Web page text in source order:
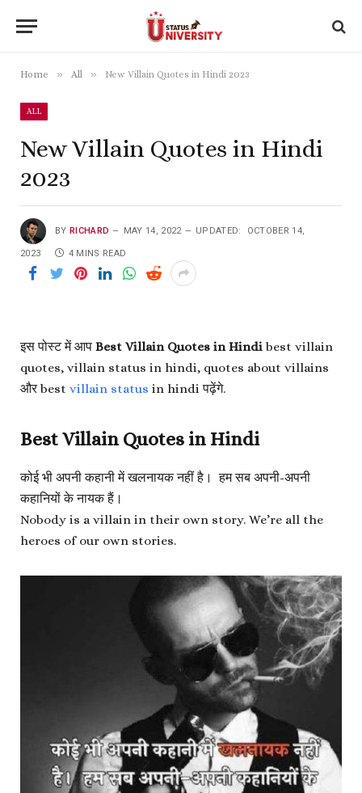
Home » All » New Villain Quotes in Hindi 2023
ALL
New Villain Quotes in Hindi
2023
BY RICHARD MAY 14, 2022 UPDATED: OCTOBER 14,
2023 4 MINS READ
इस पोस्ट में आप Best Villain Quotes in Hindi best villain
quotes, villain status in hindi, quotes about villains
और best villain status in hindi पढ़ेंगे.
Best Villain Quotes in Hindi
कोई भी अपनी कहानी में खलनायक नहीं है। हम सब अपनी-अपनी
कहानियों के नायक हैं।
Nobody is a villain in their own story. We’re all the
heroes of our own stories.